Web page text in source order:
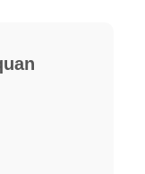
vị thơm ngon,
với hương